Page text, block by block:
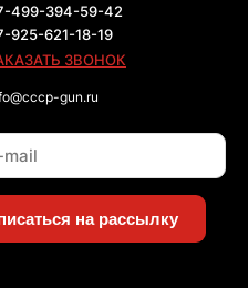
499-394-59-42
925-621-18-19
ЗВОНОК
gun.ru
на рассылку